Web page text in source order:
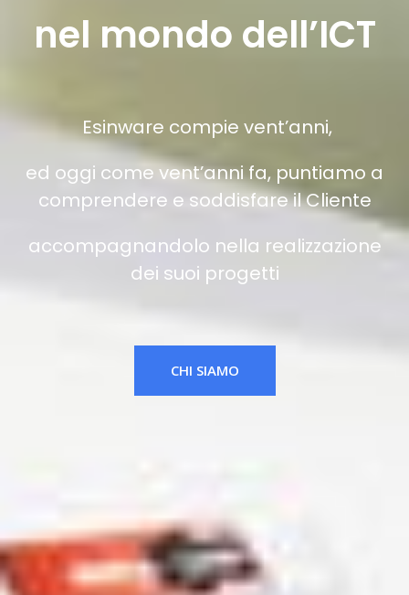
nel mondo dell’ICT
Esinware compie vent’anni,
ed oggi come vent’anni fa, puntiamo a
comprendere e soddisfare il Cliente
accompagnandolo nella realizzazione
dei suoi progetti
CHI SIAMO